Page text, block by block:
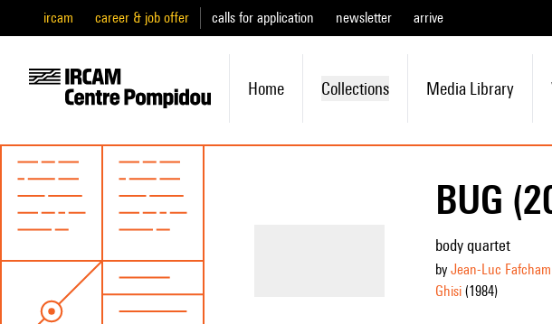
ircam career & job offer calls for application newsletter arrive
Home Collections Media Library
BUG
body quartet
by Jean-Luc
Ghisi(1984)